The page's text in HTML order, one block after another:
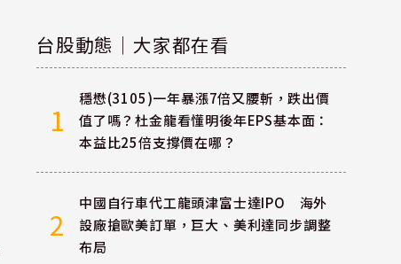
台股動態｜大家都在看
1
穩懋(3105)一年暴漲7倍又腰斬，跌出價
值了嗎？杜金龍看懂明後年EPS基本面：
本益比25倍支撐價在哪？
2
中國自行車代工龍頭津富士達IPO 海外
設廠搶歐美訂單，巨大、美利達同步調整
布局